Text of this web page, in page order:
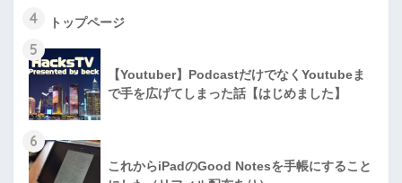
4 トップページ
5
【Youtuber】PodcastだけでなくYoutubeま
で手を広げてしまった話【はじめました】
6
これからiPadのGood Notesを手帳にすること